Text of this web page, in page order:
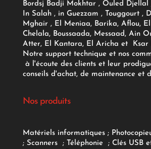
Bordsj Badji Mokhtar , Ouled Djellal
In Salah , in Guezzam , Touggourt ,
Mghair , El Meniaa, Barika, Aflou,
Chelala, Boussaada, Messaad, Ain
Atter, El Kantara, El Aricha et Ksar
Notre support technique et nos
à l'écoute des clients et leur
conseils d'achat, de maintenance et
Nos produits
Matériels informatiques;
; Scanners ; Téléphonie ; Clés USB